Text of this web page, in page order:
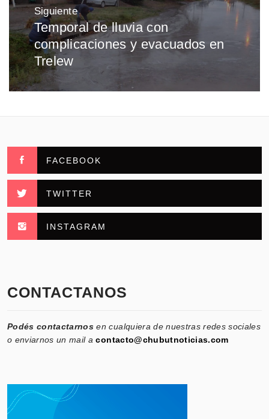
Siguiente
Entrada
siguiente:
Temporal de lluvia con
complicaciones y evacuados en
Trelew
FACEBOOK
TWITTER
INSTAGRAM
CONTACTANOS
Podés contactarnos en cualquiera de nuestras redes sociales
o enviarnos un mail acontacto@chubutnoticias.com